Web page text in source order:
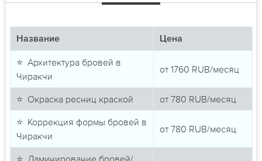
Название Цена
⭐ Архитектура бровей в
Чиракчи
от 1760 RUB/месяц
⭐ Окраска ресниц краской от 780 RUB/месяц
⭐ Коррекция формы бровей в
Чиракчи
от 780 RUB/месяц
⭐ Ламинирование бровей/